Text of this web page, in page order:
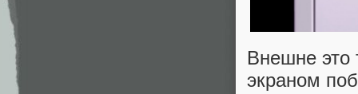
Внешне это
экраном